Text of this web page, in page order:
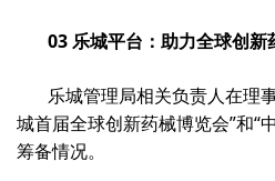
03 乐城平台：助力全球创新
乐城管理局相关负责人在理
城首届全球创新药械博览会”和“
筹备情况。